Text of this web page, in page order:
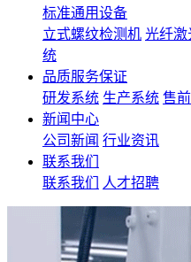
标准通用设备
立式螺纹检测机 光纤激
统
品质服务保证
研发系统 生产系统 售
新闻中心
公司新闻 行业资讯
联系我们
联系我们
人才招聘